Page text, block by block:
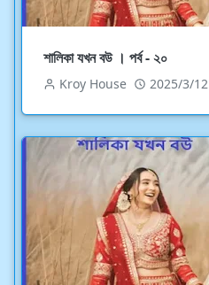
শালিকা যখন বউ । পর্ব - ২০
Kroy House 2025/3/12